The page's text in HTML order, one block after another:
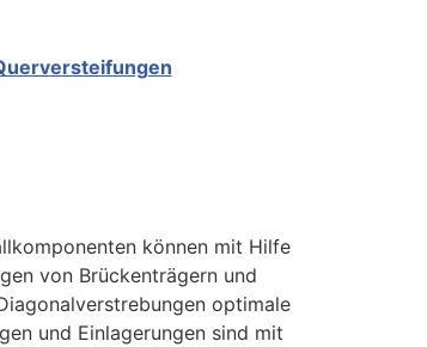
können mit Hilfe
von Brückenträgern und
optimale
und Einlagerungen sind mit